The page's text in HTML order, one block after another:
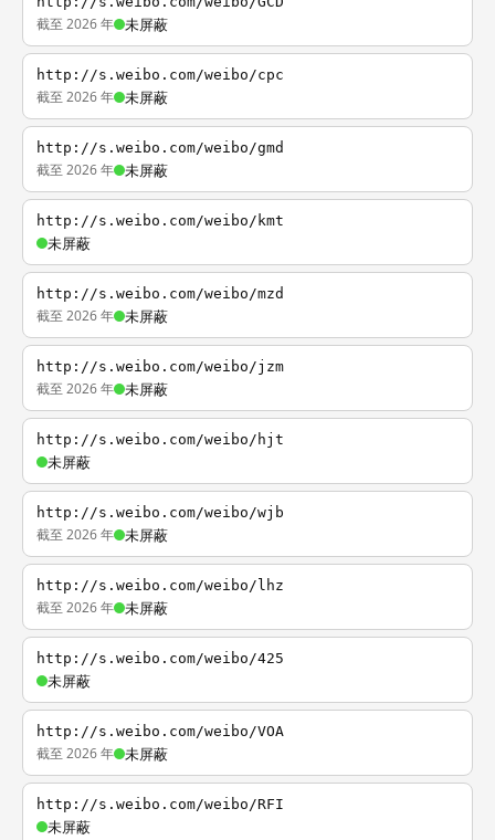
截至 2026 年 未屏蔽
http://s.weibo.com/weibo/cpc
截至 2026 年 未屏蔽
http://s.weibo.com/weibo/gmd
截至 2026 年 未屏蔽
http://s.weibo.com/weibo/kmt
未屏蔽
http://s.weibo.com/weibo/mzd
截至 2026 年 未屏蔽
http://s.weibo.com/weibo/jzm
截至 2026 年 未屏蔽
http://s.weibo.com/weibo/hjt
未屏蔽
http://s.weibo.com/weibo/wjb
截至 2026 年 未屏蔽
http://s.weibo.com/weibo/lhz
截至 2026 年 未屏蔽
http://s.weibo.com/weibo/425
未屏蔽
http://s.weibo.com/weibo/VOA
截至 2026 年 未屏蔽
http://s.weibo.com/weibo/RFI
未屏蔽